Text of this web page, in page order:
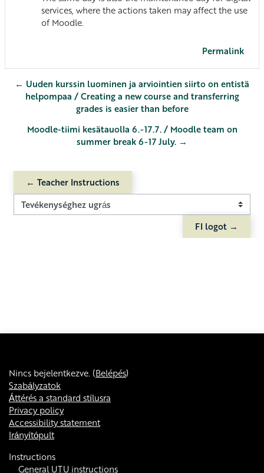
services, where the actions taken may affect the use
of Moodle.
Permalink
← Uuden kurssin luominen ja arviointien siirto on entistä
helpompaa / Creating a new course and transferring
grades is easier than before
Moodle-tiimi kesätauolla 6.-17.7. / Moodle team on
summer break 6-17 July. →
← Teacher Instructions
Tevékenységhez ugrás
FI logot →
Nincs bejelentkezve. (Belépés)
Szabályzatok
Áttérés a standard stílusra
Privacy policy
Accessibility statement
Irányítópult
Instructions
General UTU instructions